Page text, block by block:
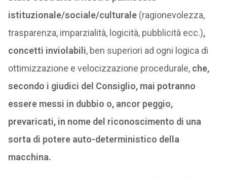
istituzionale/sociale/culturale(ragionevolezza,
trasparenza, imparzialità, logicità, pubblicità ecc.),
concetti inviolabili, ben superiori ad ogni logica di
ottimizzazione e velocizzazione procedurale, che,
secondo i giudici del Consiglio, mai potranno
essere messi in dubbio o, ancor peggio,
prevaricati, in nome del riconoscimento di una
sorta di potere auto-deterministico della
macchina.